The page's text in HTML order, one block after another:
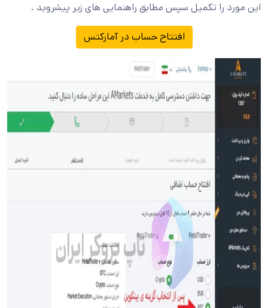
این مورد را تکمیل سپس مطابق راهنمایی های زیر پیشروید .
افتتاح حساب در آمارکتس